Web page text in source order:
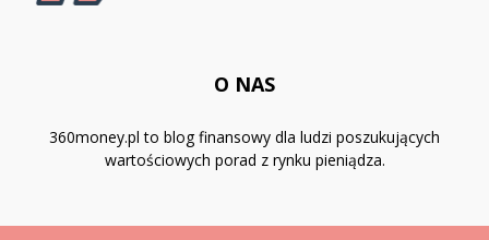
O NAS
360money.pl to blog finansowy dla ludzi poszukujących
wartościowych porad z rynku pieniądza.